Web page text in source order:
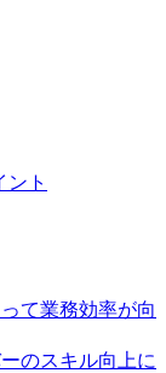
ント
て業務効率が向
のスキル向上に